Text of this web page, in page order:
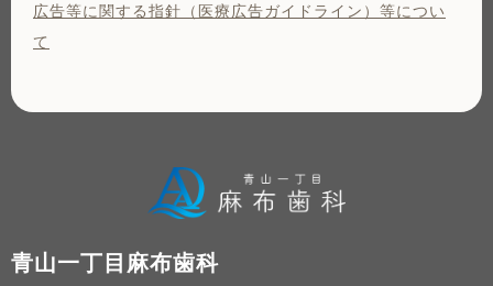
広告等に関する指針（医療広告ガイドライン）等につい
て
青山一丁目麻布歯科